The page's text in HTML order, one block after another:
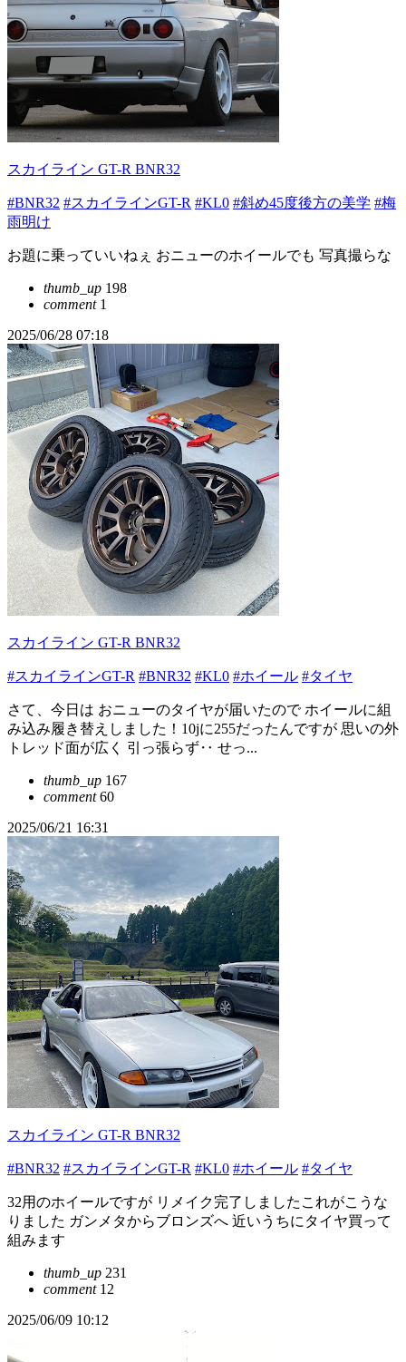
スカイライン GT-R BNR32
#BNR32 #スカイラインGT-R #KL0 #斜め45度後方の美学 #梅
雨明け
お題に乗っていいねぇ おニューのホイールでも 写真撮らな
thumb_up 198
comment1
2025/06/28 07:18
スカイライン GT-R BNR32
#スカイラインGT-R #BNR32 #KL0 #ホイール #タイヤ
さて、今日は おニューのタイヤが届いたので ホイールに組
み込み履き替えしました！10jに255だったんですが 思いの外
トレッド面が広く 引っ張らず‥ せっ...
thumb_up 167
comment60
2025/06/21 16:31
スカイライン GT-R BNR32
#BNR32 #スカイラインGT-R #KL0 #ホイール #タイヤ
32用のホイールですが リメイク完了しましたこれがこうな
りました ガンメタからブロンズへ 近いうちにタイヤ買って
組みます
thumb_up 231
comment12
2025/06/09 10:12